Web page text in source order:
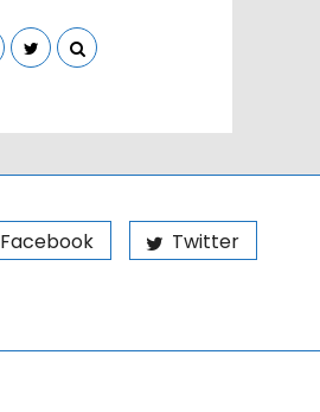
Facebook Twitter